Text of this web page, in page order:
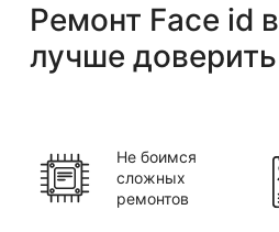
Ремонт Face id в
лучше доверить
Не боимся
сложных
ремонтов